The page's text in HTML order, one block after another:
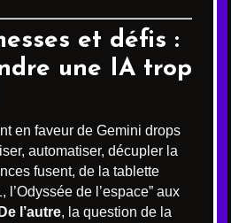
et défis :
une IA trop
en faveur de Gemini drops
automatiser, décupler la
fusent, de la tablette
l’Odyssée de l’espace” aux
De l’autre, la question de la